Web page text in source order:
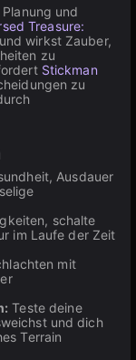
und
Treasure:
wirkst Zauber,
zu
Stickman
zu
Ausdauer
schalte
im Laufe der Zeit
mit
Teste deine
und dich
Terrain